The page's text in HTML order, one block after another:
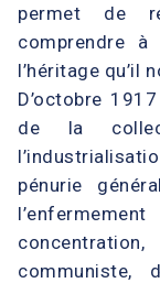
permet de
comprendre
l’héritage qu’il
D’octobre
de la
pénurie